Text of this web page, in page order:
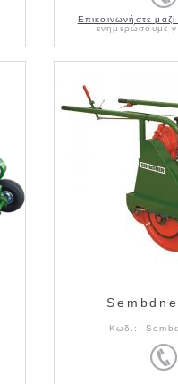
Επικοινωνήστε
ενημερώσουμε
Κωδ.::